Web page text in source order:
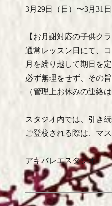
3月29日（日）〜3月
【お月謝対応の子供ク
通常レッスン日にて、
月を繰り越して期日を
必ず無理をせず、その
（管理上お休みの連絡
スタジオ内では、引き
ご登校される際は、マ
アキバレエスタジオ